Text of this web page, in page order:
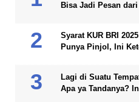
Bisa Jadi Pesan
Syarat KUR BRI
Punya Pinjol, Ini
Lagi di Suatu
Apa ya Tandanya?